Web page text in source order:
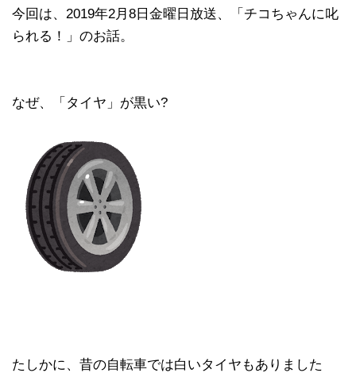
今回は、2019年2月8日金曜日放送、「チコちゃんに叱
られる！」のお話。
なぜ、「タイヤ」が黒い?
たしかに、昔の自転車では白いタイヤもありました